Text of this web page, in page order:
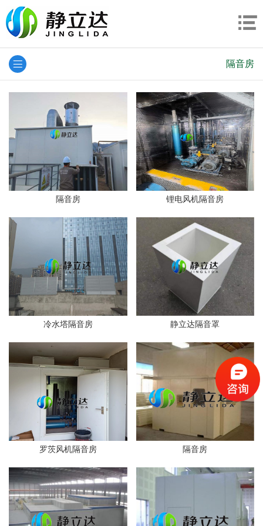
隔音房
隔音房 锂电风机隔音房
冷水塔隔音房 静立达隔音罩
罗茨风机隔音房 隔音房